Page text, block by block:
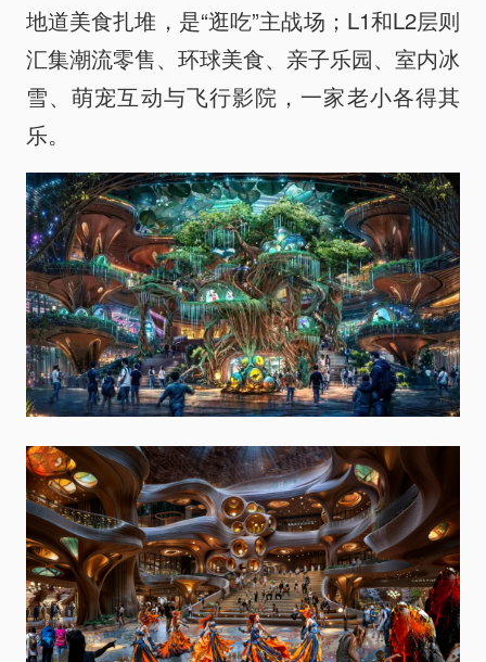
地道美食扎堆，是“逛吃”主战场；L1和L2层则
汇集潮流零售、环球美食、亲子乐园、室内冰
雪、萌宠互动与飞行影院，一家老小各得其
乐。